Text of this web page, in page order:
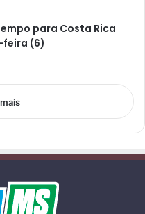
para Costa Rica
(6)